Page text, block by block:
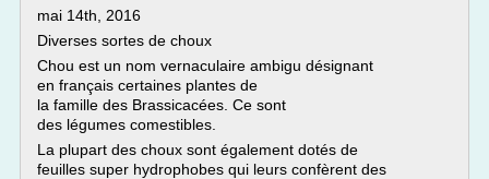
mai 14th, 2016
Diverses sortes de choux
Chou est un nom vernaculaire ambigu désignant
en français certaines plantes de
la famille des Brassicacées. Ce sont
des légumes comestibles.
La plupart des choux sont également dotés de
feuilles super hydrophobes qui leurs confèrent des